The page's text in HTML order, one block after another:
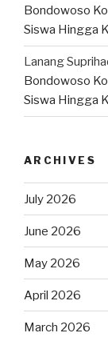
Bondowoso
Siswa Hingga
Lanang
Bondowoso
Siswa Hingga
ARCHIVES
July 2026
June 2026
May 2026
April 2026
March 2026